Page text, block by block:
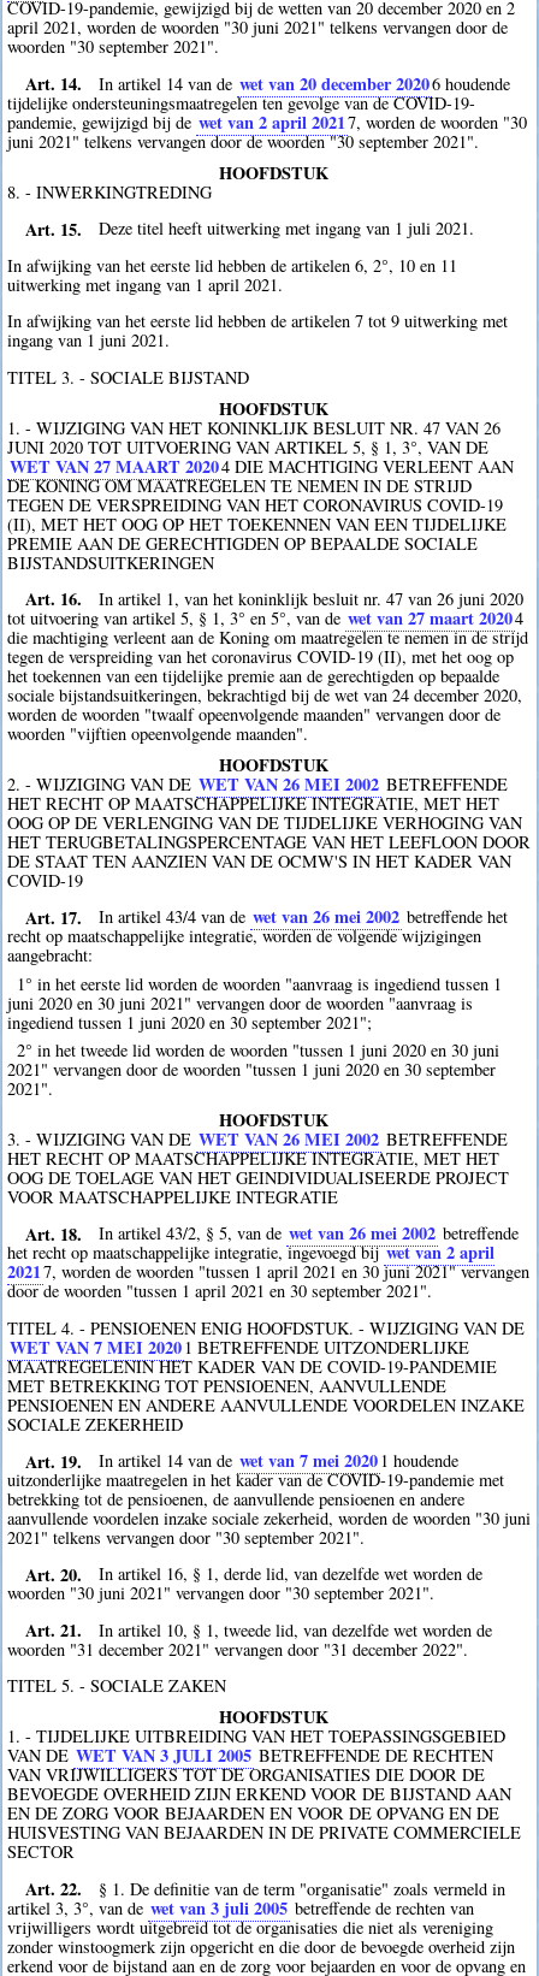
COVID-19-pandemie, gewijzigd bij de wetten van 20 december 2020 en 2
april 2021, worden de woorden "30 juni 2021" telkens vervangen door de
woorden "30 september 2021".
Art. 14. In artikel 14 van de wet van 20 december 20206 houdende
tijdelijke ondersteuningsmaatregelen ten gevolge van de COVID-19-
pandemie, gewijzigd bij de wet van 2 april 20217, worden de woorden "30
juni 2021" telkens vervangen door de woorden "30 september 2021".
HOOFDSTUK
8. - INWERKINGTREDING
Art. 15.
Deze titel heeft uitwerking met ingang van 1 juli 2021.
In afwijking van het eerste lid hebben de artikelen 6, 2°, 10 en 11
uitwerking met ingang van 1 april 2021.
In afwijking van het eerste lid hebben de artikelen 7 tot 9 uitwerking met
ingang van 1 juni 2021.
TITEL 3. - SOCIALE BIJSTAND
HOOFDSTUK
1. - WIJZIGING VAN HET KONINKLIJK BESLUIT NR. 47 VAN 26
JUNI 2020 TOT UITVOERING VAN ARTIKEL 5, § 1, 3°, VAN DE
WET VAN 27 MAART 20204 DIE MACHTIGING VERLEENT AAN
DE KONING OM MAATREGELEN TE NEMEN IN DE STRIJD
TEGEN DE VERSPREIDING VAN HET CORONAVIRUS COVID-19
(II), MET HET OOG OP HET TOEKENNEN VAN EEN TIJDELIJKE
PREMIE AAN DE GERECHTIGDEN OP BEPAALDE SOCIALE
BIJSTANDSUITKERINGEN
Art. 16.
In artikel 1, van het koninklijk besluit nr. 47 van 26 juni 2020
tot uitvoering van artikel 5, § 1, 3° en 5°, van de wet van 27 maart 20204
die machtiging verleent aan de Koning om maatregelen te nemen in de strijd
tegen de verspreiding van het coronavirus COVID-19 (II), met het oog op
het toekennen van een tijdelijke premie aan de gerechtigden op bepaalde
sociale bijstandsuitkeringen, bekrachtigd bij de wet van 24 december 2020,
worden de woorden "twaalf opeenvolgende maanden" vervangen door de
woorden "vijftien opeenvolgende maanden".
HOOFDSTUK
2. - WIJZIGING VAN DE WET VAN 26 MEI 2002 BETREFFENDE
HET RECHT OP MAATSCHAPPELIJKE INTEGRATIE, MET HET
OOG OP DE VERLENGING VAN DE TIJDELIJKE VERHOGING VAN
HET TERUGBETALINGSPERCENTAGE VAN HET LEEFLOON DOOR
DE STAAT TEN AANZIEN VAN DE OCMW'S IN HET KADER VAN
COVID-19
Art. 17. In artikel 43/4 van de wet van 26 mei 2002 betreffende het
recht op maatschappelijke integratie, worden de volgende wijzigingen
aangebracht:
1° in het eerste lid worden de woorden "aanvraag is ingediend tussen 1
juni 2020 en 30 juni 2021" vervangen door de woorden "aanvraag is
ingediend tussen 1 juni 2020 en 30 september 2021";
2° in het tweede lid worden de woorden "tussen 1 juni 2020 en 30 juni
2021" vervangen door de woorden "tussen 1 juni 2020 en 30 september
2021".
HOOFDSTUK
3. - WIJZIGING VAN DE WET VAN 26 MEI 2002 BETREFFENDE
HET RECHT OP MAATSCHAPPELIJKE INTEGRATIE, MET HET
OOG DE TOELAGE VAN HET GEINDIVIDUALISEERDE PROJECT
VOOR MAATSCHAPPELIJKE INTEGRATIE
Art. 18. In artikel 43/2, § 5, van de wet van 26 mei 2002 betreffende
het recht op maatschappelijke integratie, ingevoegd bijwet van 2 april
20217, worden de woorden "tussen 1 april 2021 en 30 juni 2021" vervangen
door de woorden "tussen 1 april 2021 en 30 september 2021".
TITEL 4. - PENSIOENEN ENIG HOOFDSTUK. - WIJZIGING VAN DE
WET VAN 7 MEI 2020 1 BETREFFENDE UITZONDERLIJKE
MAATREGELENIN HET KADER VAN DE COVID-19-PANDEMIE
MET BETREKKING TOT PENSIOENEN, AANVULLENDE
PENSIOENEN EN ANDERE AANVULLENDE VOORDELEN INZAKE
SOCIALE ZEKERHEID
Art. 19. In artikel 14 van de wet van 7 mei 2020 1 houdende
uitzonderlijke maatregelen in het kader van de COVID-19-pandemie met
betrekking tot de pensioenen, de aanvullende pensioenen en andere
aanvullende voordelen inzake sociale zekerheid, worden de woorden "30 juni
2021" telkens vervangen door "30 september 2021".
Art. 20.
In artikel 16, § 1, derde lid, van dezelfde wet worden de
woorden "30 juni 2021" vervangen door "30 september 2021".
Art. 21.
In artikel 10, § 1, tweede lid, van dezelfde wet worden de
woorden "31 december 2021" vervangen door "31 december 2022".
TITEL 5. - SOCIALE ZAKEN
HOOFDSTUK
1. - TIJDELIJKE UITBREIDING VAN HET TOEPASSINGSGEBIED
VAN DE WET VAN 3 JULI 2005 BETREFFENDE DE RECHTEN
VAN VRIJWILLIGERS TOT DE ORGANISATIES DIE DOOR DE
BEVOEGDE OVERHEID ZIJN ERKEND VOOR DE BIJSTAND AAN
EN DE ZORG VOOR BEJAARDEN EN VOOR DE OPVANG EN DE
HUISVESTING VAN BEJAARDEN IN DE PRIVATE COMMERCIELE
SECTOR
Art. 22.
§ 1. De definitie van de term "organisatie" zoals vermeld in
artikel 3, 3°, van de wet van 3 juli 2005 betreffende de rechten van
vrijwilligers wordt uitgebreid tot de organisaties die niet als vereniging
zonder winstoogmerk zijn opgericht en die door de bevoegde overheid zijn
erkend voor de bijstand aan en de zorg voor bejaarden en voor de opvang en